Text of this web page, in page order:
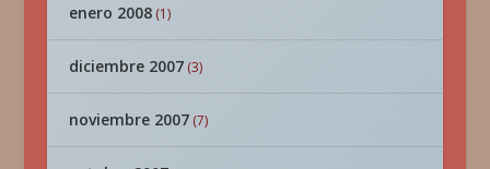
enero 2008(1)
diciembre 2007(3)
noviembre 2007(7)